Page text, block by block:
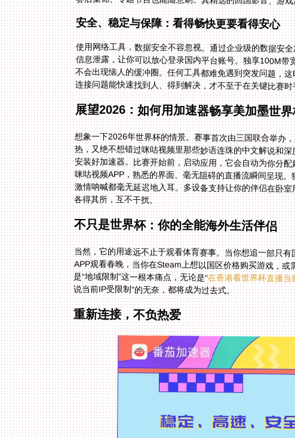
安全、稳定与保障：看得畅快更要看得安心
使用网络工具，数据安全不容忽视。通过企业级的数据安
信息泄露，让你可以放心登录国内平台账号。独享100M
不会出现恼人的缓冲圈。任何工具都难免遇到突发问题，
连接问题能快速找到人、得到解决，才不至于在关键比赛时
展望2026：如何用加速器畅享美加墨世
想象一下2026年世界杯的情景。赛事首次由三国联合举办
热，又绝不想错过咪咕视频里那些妙语连珠的中文解说和
安装好加速器。比赛开始前，启动应用，它会自动为你分
咪咕视频APP，熟悉的界面、毫无阻碍的直播流瞬间呈现
激情呐喊都毫无延迟地入耳。多设备支持让你的伴侣在卧
各得其所，互不干扰。
不只是世界杯：你的全能海外生活伴侣
当然，它的用途远不止于观看体育赛事。当你想追一部只
APP观看春晚，当你在Steam上想以国区价格购买游戏，
是“地域限制”这一根本痛点，无论是“在香港看世界杯直播当
说当前IP受限制”的无奈，都将成为过去式。
重新连接，不负热爱